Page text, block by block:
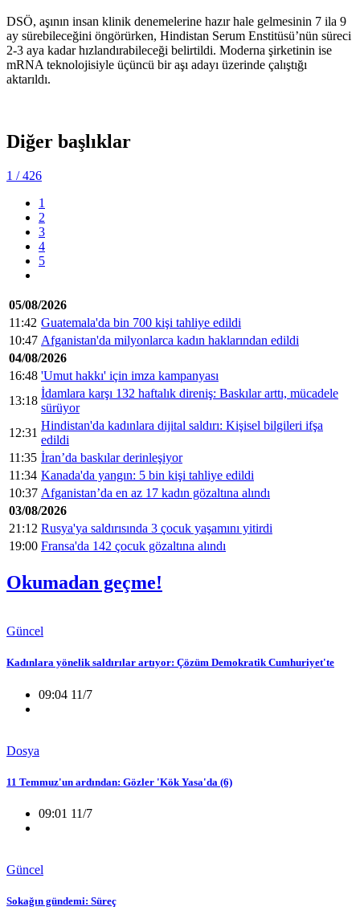
DSÖ, aşının insan klinik denemelerine hazır hale gelmesinin 7 ila 9
ay sürebileceğini öngörürken, Hindistan Serum Enstitüsü’nün süreci
2-3 aya kadar hızlandırabileceği belirtildi. Moderna şirketinin ise
mRNA teknolojisiyle üçüncü bir aşı adayı üzerinde çalıştığı
aktarıldı.
Diğer başlıklar
1 / 426
1
2
3
4
5
05/08/2026
11:42 Guatemala'da bin 700 kişi tahliye edildi
10:47 Afganistan'da milyonlarca kadın haklarından edildi
04/08/2026
16:48 'Umut hakkı' için imza kampanyası
13:18
İdamlara karşı 132 haftalık direniş: Baskılar arttı, mücadele
sürüyor
12:31
Hindistan'da kadınlara dijital saldırı: Kişisel bilgileri ifşa
edildi
11:35 İran’da baskılar derinleşiyor
11:34 Kanada'da yangın: 5 bin kişi tahliye edildi
10:37 Afganistan’da en az 17 kadın gözaltına alındı
03/08/2026
21:12 Rusya'ya saldırısında 3 çocuk yaşamını yitirdi
19:00 Fransa'da 142 çocuk gözaltına alındı
Okumadan geçme!
Güncel
Kadınlara yönelik saldırılar artıyor: Çözüm Demokratik Cumhuriyet'te
09:04 11/7
Dosya
11 Temmuz'un ardından: Gözler 'Kök Yasa'da (6)
09:01 11/7
Güncel
Sokağın gündemi: Süreç